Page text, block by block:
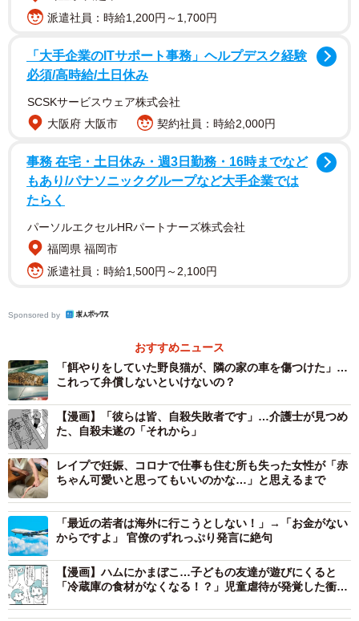
れた生活保護法によって定められた、国民の健康で文化的
な最低限度の生活を保証するための制度です（法１条参
照）。
な最低限度の生活を営むための資産」については保有が認
められるべきです。
長年連れ添ったペットは、もはや家族の一員であり、私達
が健康で文化的な最低限度の生活を送る上で不可欠の存在
と言えるでしょう。
もちろん、生活保護法には、「ペットを飼ってはいけな
い」という定めもありません。
したがって、生活保護を受けることになったからといって
ペットを手放さなければならないことにはなりません。
実際にも、生活保護を受けながらペットを飼っている人は
多くいます。また、引き続き飼うだけではなく、新たに飼
い始めることについても、法律上の制限はありません。
◇ ◇
別の側面から考えてみましょう。
生活保護制度は受給者の自立の助長（自立支援）も目的と
派遣社員：時給1,200円～1,700円
「大手企業のITサポート事務」ヘルプデスク経験
必須/高時給/土日休み
SCSKサービスウェア株式会社
大阪府 大阪市
契約社員：時給2,000円
事務 在宅・土日休み・週3日勤務・16時までなど
もあり/パナソニックグループなど大手企業では
たらく
パーソルエクセルHRパートナーズ株式会社
福岡県 福岡市
派遣社員：時給1,500円～2,100円
Sponsored by
おすすめニュース
「餌やりをしていた野良猫が、隣の家の車を傷つけた」…
これって弁償しないといけないの？
【漫画】「彼らは皆、自殺失敗者です」…介護士が見つめ
た、自殺未遂の「それから」
レイプで妊娠、コロナで仕事も住む所も失った女性が「赤
ちゃん可愛いと思ってもいいのかな…」と思えるまで
「最近の若者は海外に行こうとしない！」→「お金がない
からですよ」 官僚のずれっぷり発言に絶句
【漫画】ハムにかまぼこ…子どもの友達が遊びにくると
「冷蔵庫の食材がなくなる！？」児童虐待が発覚した衝撃